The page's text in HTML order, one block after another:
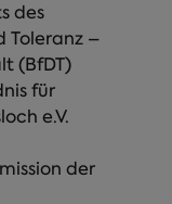
des
Toleranz –
(BfDT)
für
e.V.
der